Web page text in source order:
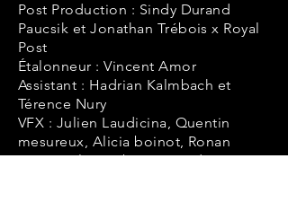
Post Production : Sindy Durand
Paucsik et Jonathan Trébois x Royal
Post
Étalonneur : Vincent Amor
Assistant : Hadrian Kalmbach et
Térence Nury
VFX : Julien Laudicina, Quentin
mesureux, Alicia boinot, Ronan
Dumesnil et Robin Deriaud